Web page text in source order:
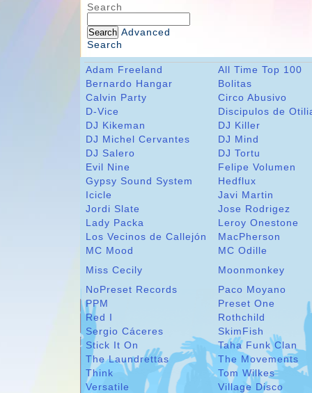
Search
Advanced
Search
Adam Freeland
All Time Top 100
Bernardo Hangar
Bolitas
Calvin Party
Circo Abusivo
D-Vice
Discipulos de
DJ Kikeman
DJ Killer
DJ Michel Cervantes
DJ Mind
DJ Salero
DJ Tortu
Evil Nine
Felipe Volumen
Gypsy Sound System
Hedflux
Icicle
Javi Martin
Jordi Slate
Jose Rodrigez
Lady Packa
Leroy Onestone
Los Vecinos de Callejón
MacPherson
MC Mood
MC Odille
Miss Cecily
Moonmonkey
NoPreset Records
Paco Moyano
PPM
Preset One
Red I
Rothchild
Sergio Cáceres
SkimFish
Stick It On
Taha Funk Clan
The Laundrettas
The Movements
Think
Tom Wilkes
Versatile
Village Disco